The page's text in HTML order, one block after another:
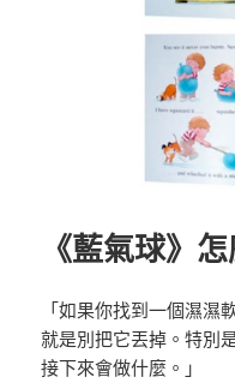
《藍氣球》
「如果你找到一個濕
就是別把它丟掉。特別
接下來會做什麼。」